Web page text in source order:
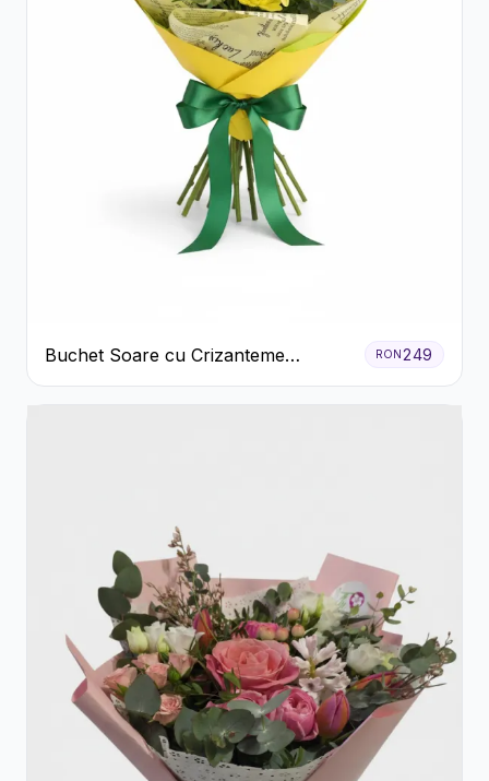
Buchet Soare cu Crizanteme
Galbene și Trandafiri Albi
RON249